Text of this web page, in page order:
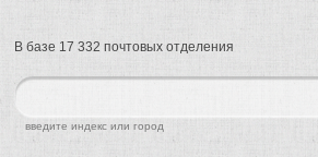
найти
введите индекс или город
В базе 17 332 почтовых отделения